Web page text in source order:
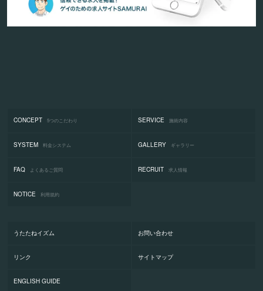
CONCEPT 5つのこだわり SERVICE 施術内容
SYSTEM 料金システム GALLERY ギャラリー
FAQ よくあるご質問 RECRUIT 求人情報
NOTICE 利用規約
うたたねイズム お問い合わせ
リンク サイトマップ
ENGLISH GUIDE